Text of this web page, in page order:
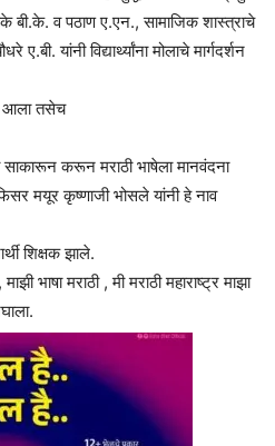
बी.के. व पठाण ए.एन., सामाजिक शास्त्राचे
यांनी विद्यार्थ्यांना मोलाचे मार्गदर्शन
आला तसेच
साकारून करून मराठी भाषेला मानवंदना
मयूर कृष्णाजी भोसले यांनी हे नाव
शिक्षक झाले.
भाषा मराठी , मी मराठी महाराष्ट्र माझा